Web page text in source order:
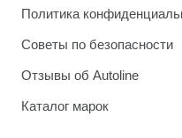
Политика
Советы по безопасности
Отзывы об Autoline
Каталог марок